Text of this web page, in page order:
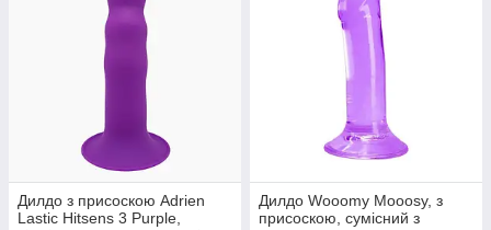
Дилдо з присоскою Adrien
Lastic Hitsens 3 Purple,
Дилдо Wooomy Mooosy, з
присоскою, сумісний з